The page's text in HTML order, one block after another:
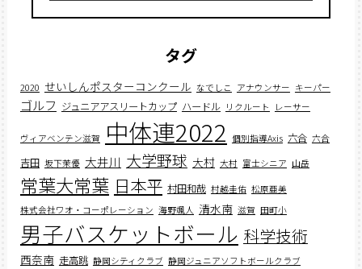
タグ
2020 せいしんポスターコンクール なでしこ アナウンサー キーパー
ゴルフ ジュニアアスリートカップ ハードル リクルート レーサー
ヴィアベンテン滋賀 中体連2022 個別指導Axis 六合 六合
吉田 坂下茉優 大井川 大学野球 大村 大村 富士シニア 山岳
常葉大常葉 日本平 村田和哉 村越圭佑 松原亜美
株式会社ワオ・コーポレーション 海野颯人 清水南 滋賀 田町小
男子バスケットボール 科学技術
西奈南 走高跳 静岡シティクラブ 静岡ジュニアソフトボールクラブ